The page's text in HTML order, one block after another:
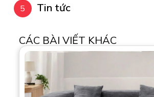
Tin tức
CÁC BÀI VIẾT KHÁC